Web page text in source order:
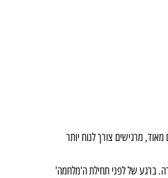
מרגישים צורך לנוח יותר
ברגע של לפני תחילת ה'מלחמה'